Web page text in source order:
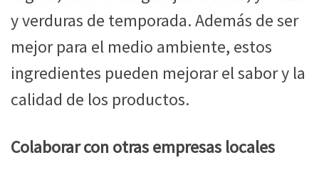
y verduras de temporada. Además de ser
mejor para el medio ambiente, estos
ingredientes pueden mejorar el sabor y la
calidad de los productos.
Colaborar con otras empresas locales